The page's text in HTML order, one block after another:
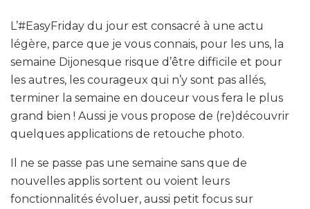
L’#EasyFriday du jour est consacré à une actu
légère, parce que je vous connais, pour les uns, la
semaine Dijonesque risque d’être difficile et pour
les autres, les courageux qui n’y sont pas allés,
terminer la semaine en douceur vous fera le plus
grand bien ! Aussi je vous propose de (re)découvrir
quelques applications de retouche photo.
Il ne se passe pas une semaine sans que de
nouvelles applis sortent ou voient leurs
fonctionnalités évoluer, aussi petit focus sur